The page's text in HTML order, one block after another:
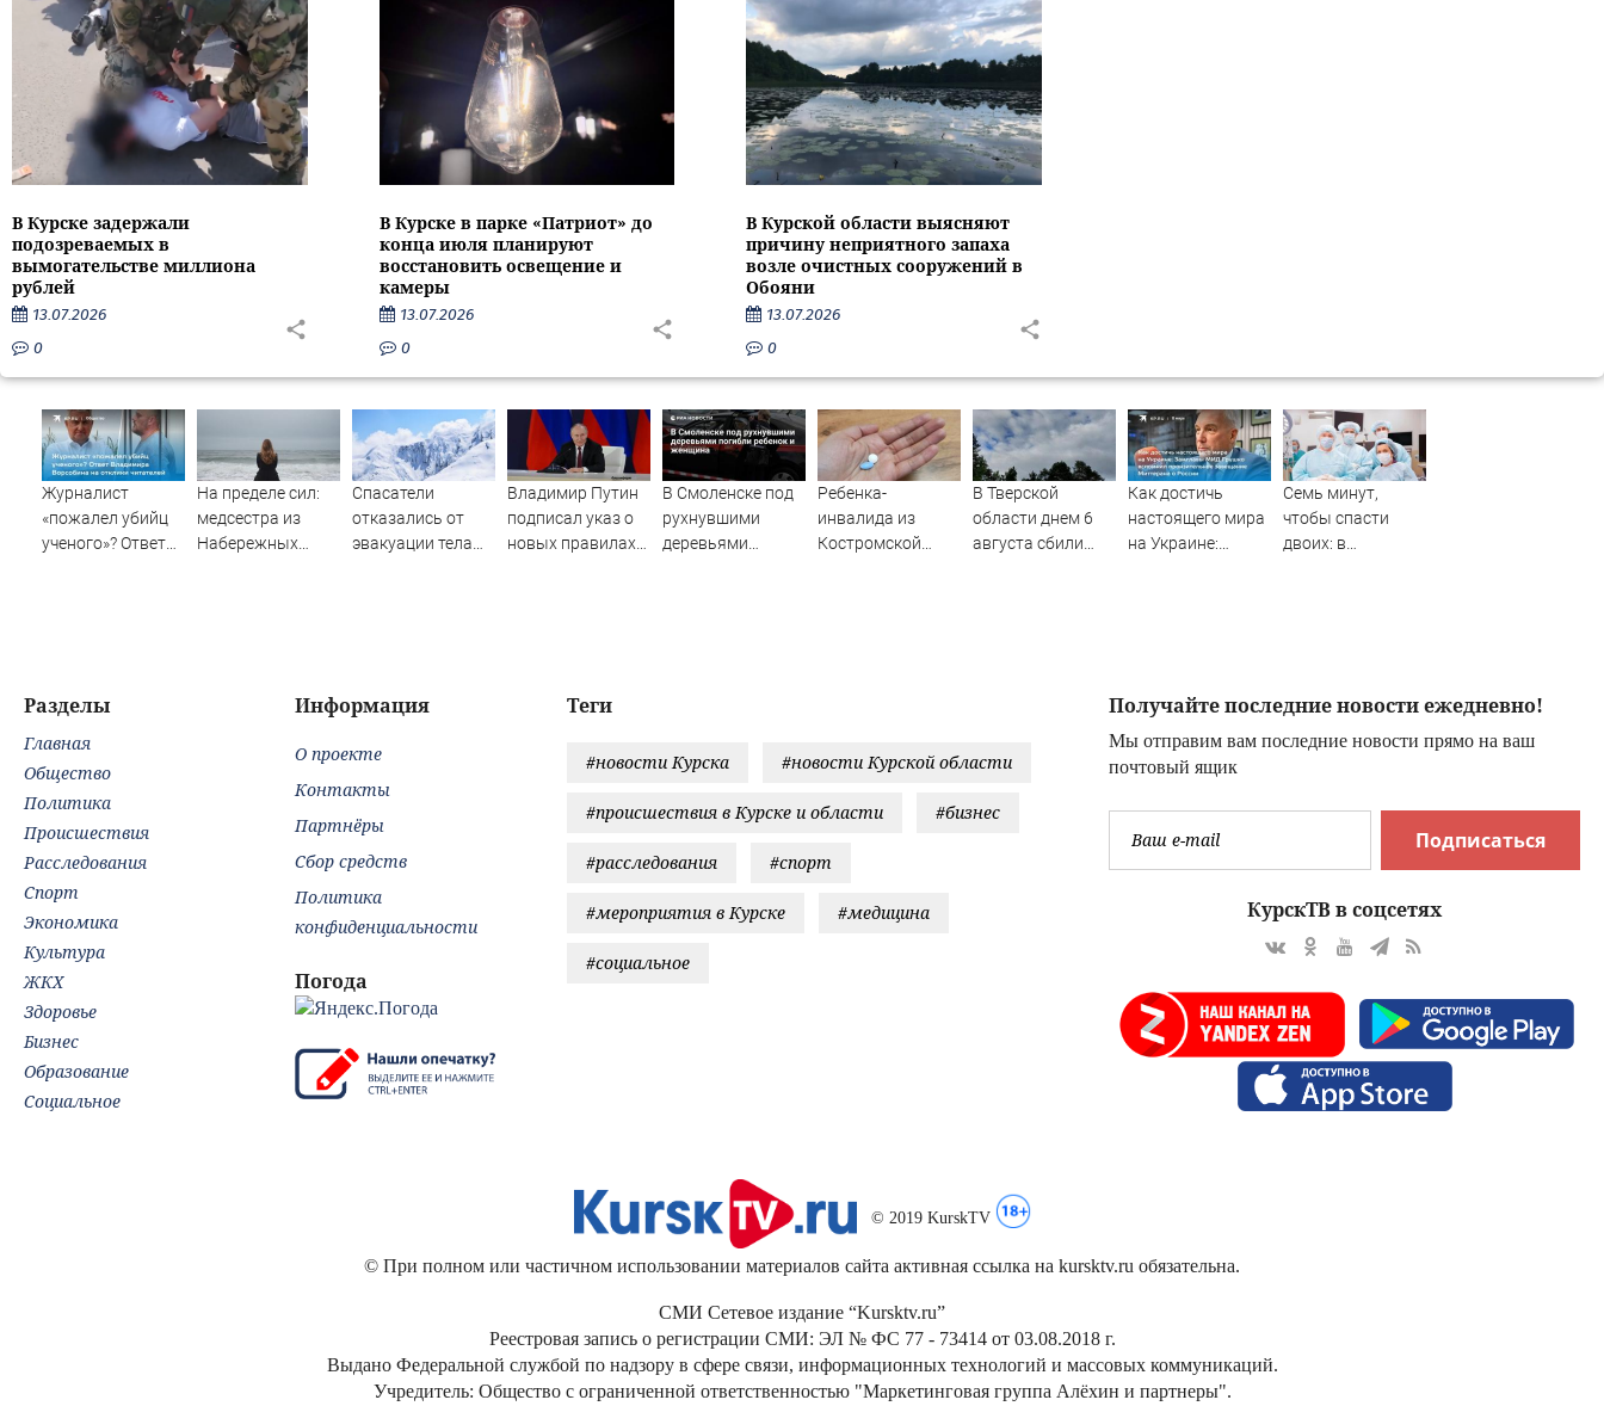
В Курске задержали
подозреваемых в
вымогательстве миллиона
рублей
13.07.2026
0
В Курске в парке «Патриот» до
конца июля планируют
восстановить освещение и
камеры
13.07.2026
0
В Курской области выясняют
причину неприятного запаха
возле очистных сооружений в
Обояни
13.07.2026
0
Журналист
«пожалел убийц
ученого»? Ответ
На пределе сил:
медсестра из
Набережных
Спасатели
отказались от
эвакуации тела
Владимир Путин
подписал указ о
новых правилах
В Смоленске под
рухнувшими
деревьями
Ребенка-
инвалида из
Костромской
В Тверской
области днем 6
августа сбили
Как достичь
настоящего мира
на Украине:
Семь минут,
чтобы спасти
двоих: в
Новости
Получайте последние новости ежедневно!
Мы отправим вам последние новости прямо на ваш
почтовый ящик
Подписаться
КурскТВ в соцсетях
Теги
#новости Курска #новости Курской области
#происшествия в Курске и области #бизнес
#расследования #спорт
#мероприятия в Курске #медицина
#социальное
Разделы
Главная
Общество
Политика
Происшествия
Расследования
Спорт
Экономика
Культура
ЖКХ
Здоровье
Бизнес
Образование
Социальное
Информация
О проекте
Контакты
Партнёры
Сбор средств
Политика
конфиденциальности
Погода
© 2019 KurskTV
© При полном или частичном использовании материалов сайта активная ссылка на kursktv.ru обязательна.
СМИ Сетевое издание “Kursktv.ru”
Реестровая запись о регистрации СМИ: ЭЛ № ФС 77 - 73414 от 03.08.2018 г.
Выдано Федеральной службой по надзору в сфере связи, информационных технологий и массовых коммуникаций.
Учредитель: Общество с ограниченной ответственностью "Маркетинговая группа Алёхин и партнеры".